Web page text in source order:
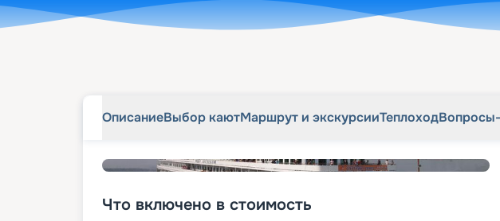
ОписаниеВыбор каютМаршрут и экскурсииТеплоход
Что включено в стоимость